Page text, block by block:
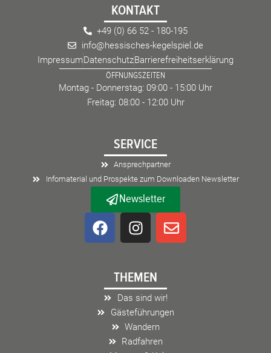
KONTAKT
+49 (0) 66 52 - 180-195
info@hessisches-kegelspiel.de
ImpressumDatenschutzBarrierefreiheitserklärung
ÖFFNUNGSZEITEN
Montag - Donnerstag: 09:00 - 15:00 Uhr
Freitag: 08:00 - 12:00 Uhr
SERVICE
Ansprechpartner
Infomaterial und Prospekte zum Downloaden Newsletter
Newsletter
F
a
o
o
I
n
a
g
r
a
m
E
n
p
THEMEN
Das sind wir!
Gästeführungen
Wandern
Radfahren